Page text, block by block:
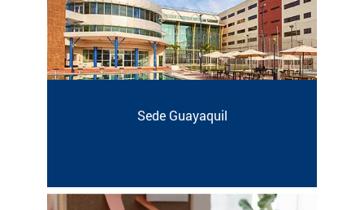
Sede Guayaquil